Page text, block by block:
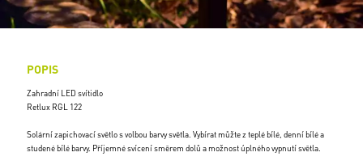
POPIS
Zahradní LED svítidlo
Retlux RGL 122
Solární zapichovací světlo s volbou barvy světla. Vybírat můžte z teplé bílé, denní bílé a
studené bílé barvy. Příjemné svícení směrem dolů a možnost úplného vypnutí světla.